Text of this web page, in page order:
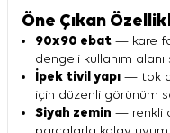
Öne Çıkan
90x90 ebat — kare
dengeli kullanım alanı
İpek tivil yapı — tok
için düzenli görünüm
Siyah zemin — renkli